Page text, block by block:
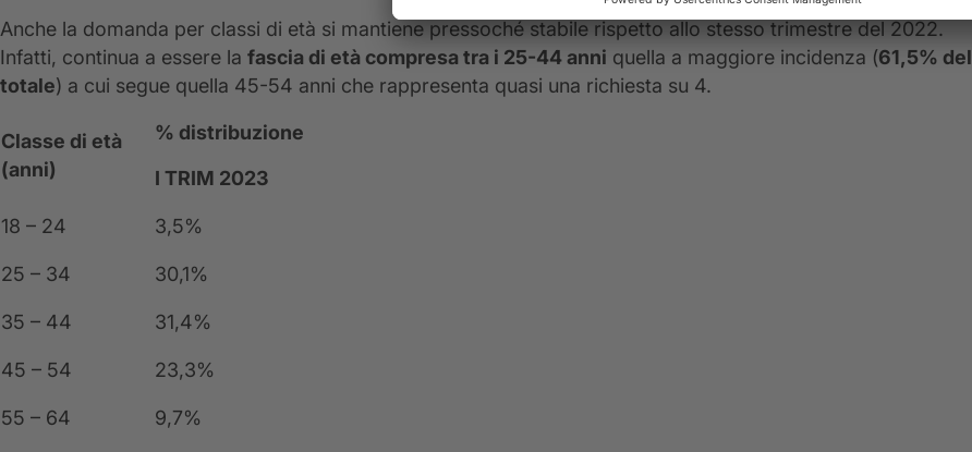
Anche la domanda per classi di età si mantiene pressoché stabile rispetto allo stesso trimestre del 2022.
Infatti, continua a essere la fascia di età compresa tra i 25-44 anni quella a maggiore incidenza (61,5% del
totale) a cui segue quella 45-54 anni che rappresenta quasi una richiesta su 4.
Classe di età
(anni)
% distribuzione
I TRIM 2023
18 – 24 3,5%
25 – 34 30,1%
35 – 44 31,4%
45 – 54 23,3%
55 – 64 9,7%